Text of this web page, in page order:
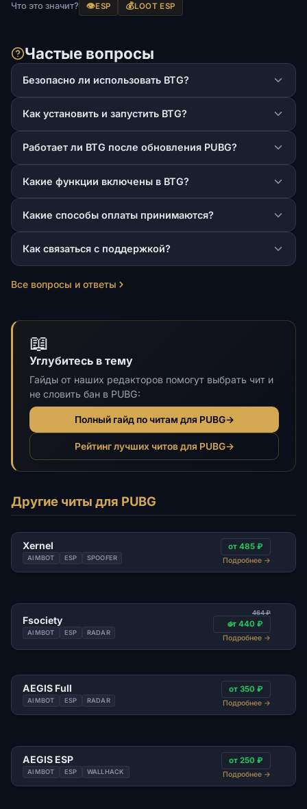
Что это значит? 👁️ESP 💰LOOT ESP
Частые вопросы
Безопасно ли использовать BTG?
Как установить и запустить BTG?
Работает ли BTG после обновления PUBG?
Какие функции включены в BTG?
Какие способы оплаты принимаются?
Как связаться с поддержкой?
Все вопросы и ответы
📖
Углубитесь в тему
Гайды от наших редакторов помогут выбрать чит и
не словить бан в PUBG:
Полный гайд по читам для PUBG→
Рейтинг лучших читов для PUBG→
Другие читы для PUBG
Xernel
AIMBOT ESP SPOOFER
от 485 ₽
Подробнее →
Fsociety
AIMBOT ESP RADAR
464 ₽
от 440 ₽
Подробнее →
AEGIS Full
AIMBOT ESP RADAR
от 350 ₽
Подробнее →
AEGIS ESP
AIMBOT ESP WALLHACK
от 250 ₽
Подробнее →